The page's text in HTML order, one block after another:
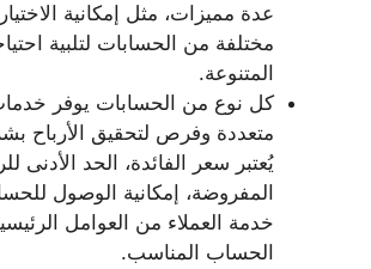
عدة مميزات، مثل إمكانية الاختيار
مختلفة من الحسابات لتلبية
المتنوعة.
كل نوع من الحسابات يوفر
متعددة وفرص لتحقيق الأرباح
يُعتبر سعر الفائدة، الحد الأدنى
المفروضة، إمكانية الوصول
خدمة العملاء من العوامل
الحساب المناسب.